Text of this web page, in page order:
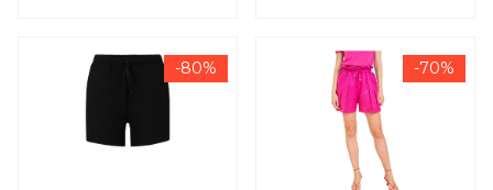
-80% -70%